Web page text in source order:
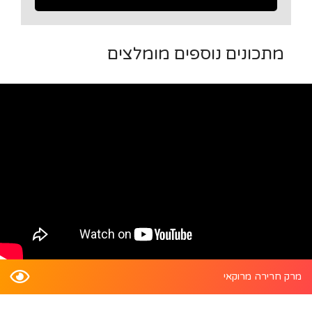
מתכונים נוספים מומלצים
מרק חרירה מרוקאי